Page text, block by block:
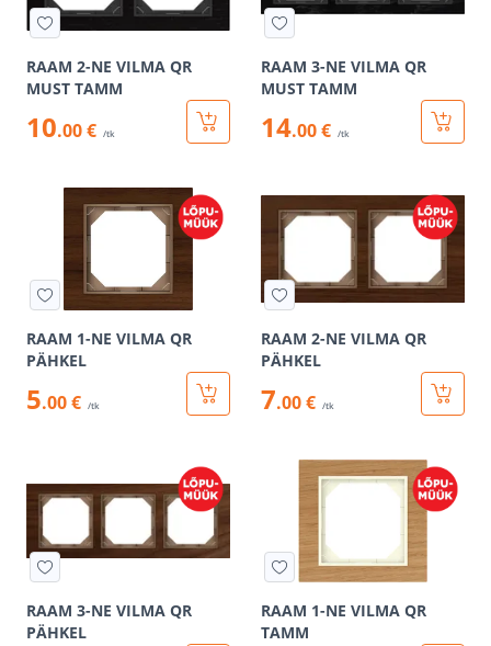
RAAM 2-NE VILMA QR
MUST TAMM
10.00 € /tk
RAAM 3-NE VILMA QR
MUST TAMM
14.00 € /tk
RAAM 1-NE VILMA QR
PÄHKEL
5.00 € /tk
RAAM 2-NE VILMA QR
PÄHKEL
7.00 € /tk
RAAM 3-NE VILMA QR
PÄHKEL
RAAM 1-NE VILMA QR
TAMM